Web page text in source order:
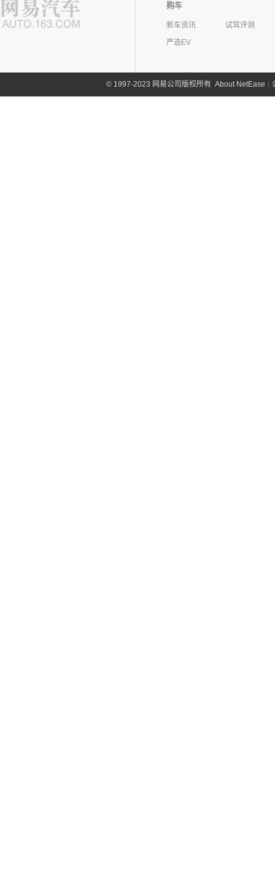
购车
新车资讯
试驾评测
严选EV
©1997-2023 网易公司版权所有 About NetEase